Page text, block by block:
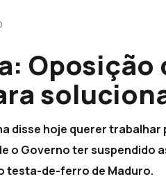
Oposição
disse hoje querer
o Governo ter
testa-de-ferro de Maduro.